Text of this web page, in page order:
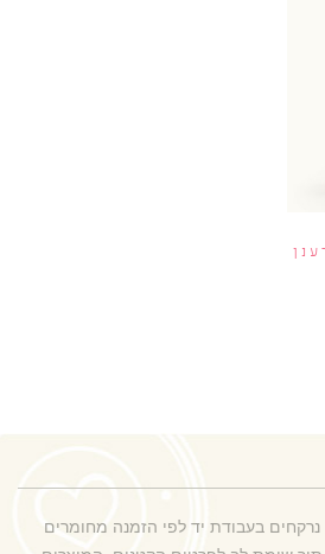
בעבודת יד לפי הזמנה מחומרים